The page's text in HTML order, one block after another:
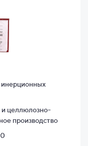
целлюлозно-
производство